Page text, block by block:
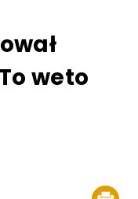
weto